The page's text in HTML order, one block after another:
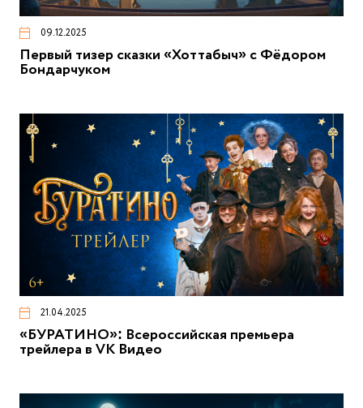
09.12.2025
Первый тизер сказки «Хоттабыч» с Фёдором
Бондарчуком
21.04.2025
«БУРАТИНО»: Всероссийская премьера
трейлера в VK Видео